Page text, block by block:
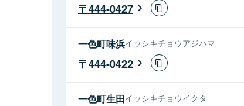
444-0427
一色町味浜イッシキチョウアジハマ
444-0422
一色町生田イッシキチョウイクタ